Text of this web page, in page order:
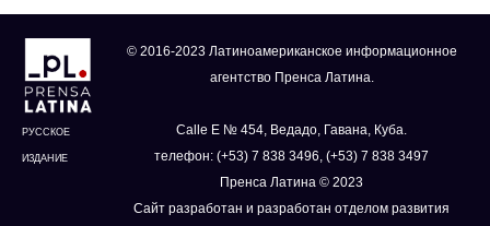
РУССКОЕ
ИЗДАНИЕ
© 2016-2023 Латиноамериканское информационное
агентство Пренса Латина.
Calle E № 454, Ведадо, Гавана, Куба.
телефон: (+53) 7 838 3496, (+53) 7 838 3497
Пренса Латина © 2023
Сайт разработан и разработан отделом развития